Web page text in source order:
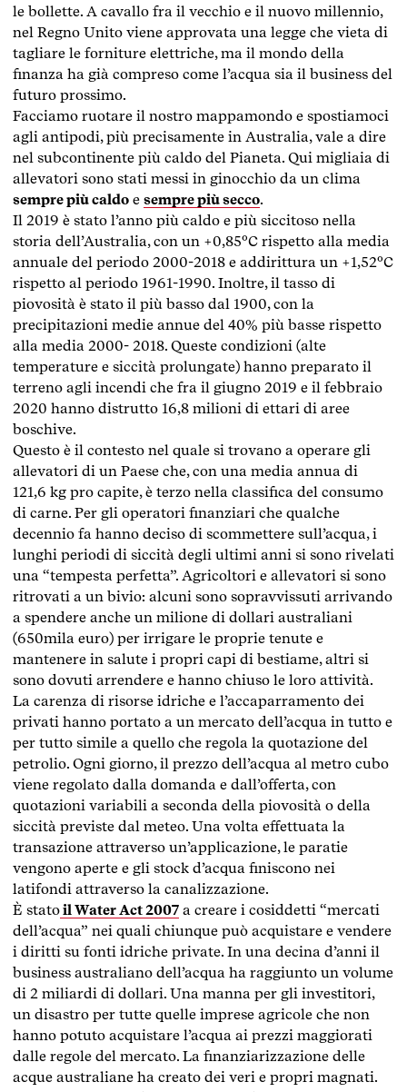
le bollette. A cavallo fra il vecchio e il nuovo millennio,
nel Regno Unito viene approvata una legge che vieta di
tagliare le forniture elettriche, ma il mondo della
finanza ha già compreso come l’acqua sia il business del
futuro prossimo.
Facciamo ruotare il nostro mappamondo e spostiamoci
agli antipodi, più precisamente in Australia, vale a dire
nel subcontinente più caldo del Pianeta. Qui migliaia di
allevatori sono stati messi in ginocchio da un clima
sempre più caldo e sempre più secco.
Il 2019 è stato l’anno più caldo e più siccitoso nella
storia dell’Australia, con un +0,85°C rispetto alla media
annuale del periodo 2000-2018 e addirittura un +1,52°C
rispetto al periodo 1961-1990. Inoltre, il tasso di
piovosità è stato il più basso dal 1900, con la
precipitazioni medie annue del 40% più basse rispetto
alla media 2000- 2018. Queste condizioni (alte
temperature e siccità prolungate) hanno preparato il
terreno agli incendi che fra il giugno 2019 e il febbraio
2020 hanno distrutto 16,8 milioni di ettari di aree
boschive.
Questo è il contesto nel quale si trovano a operare gli
allevatori di un Paese che, con una media annua di
121,6 kg pro capite, è terzo nella classifica del consumo
di carne. Per gli operatori finanziari che qualche
decennio fa hanno deciso di scommettere sull’acqua, i
lunghi periodi di siccità degli ultimi anni si sono rivelati
una “tempesta perfetta”. Agricoltori e allevatori si sono
ritrovati a un bivio: alcuni sono sopravvissuti arrivando
a spendere anche un milione di dollari australiani
(650mila euro) per irrigare le proprie tenute e
mantenere in salute i propri capi di bestiame, altri si
sono dovuti arrendere e hanno chiuso le loro attività.
La carenza di risorse idriche e l’accaparramento dei
privati hanno portato a un mercato dell’acqua in tutto e
per tutto simile a quello che regola la quotazione del
petrolio. Ogni giorno, il prezzo dell’acqua al metro cubo
viene regolato dalla domanda e dall’offerta, con
quotazioni variabili a seconda della piovosità o della
siccità previste dal meteo. Una volta effettuata la
transazione attraverso un’applicazione, le paratie
vengono aperte e gli stock d’acqua finiscono nei
latifondi attraverso la canalizzazione.
È statoil Water Act 2007 a creare i cosiddetti “mercati
dell’acqua” nei quali chiunque può acquistare e vendere
i diritti su fonti idriche private. In una decina d’anni il
business australiano dell’acqua ha raggiunto un volume
di 2 miliardi di dollari. Una manna per gli investitori,
un disastro per tutte quelle imprese agricole che non
hanno potuto acquistare l’acqua ai prezzi maggiorati
dalle regole del mercato. La finanziarizzazione delle
acque australiane ha creato dei veri e propri magnati.